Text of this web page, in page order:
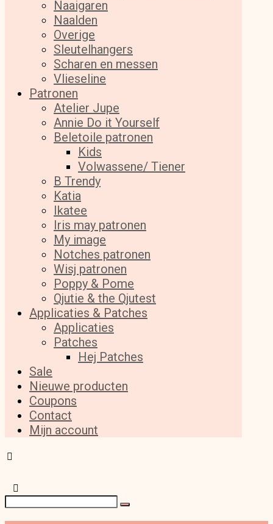
Naaigaren
Naalden
Overige
Sleutelhangers
Scharen en messen
Vlieseline
Patronen
Atelier Jupe
Annie Do it Yourself
Beletoile patronen
Kids
Volwassene/ Tiener
B Trendy
Katia
Ikatee
Iris may patronen
My image
Notches patronen
Wisj patronen
Poppy & Pome
Qjutie & the Qjutest
Applicaties & Patches
Applicaties
Patches
Hej Patches
Sale
Nieuwe producten
Coupons
Contact
Mijn account